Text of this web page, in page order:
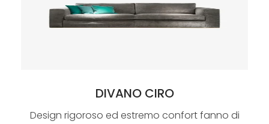
DIVANO CIRO
Design rigoroso ed estremo confort fanno di